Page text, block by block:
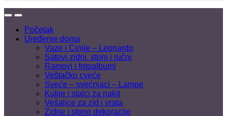
Početak
Uređenje doma
Vaze i Cinije – Leonardo
Satovi zidni, stoni i ručni
Ramovi i fotoalbumi
Veštačko cveće
Sveće – svećnjaci – Lampe
Kutije i stalci za nakit
Vešalice za zid i vrata
Zidne i stone dekoracije